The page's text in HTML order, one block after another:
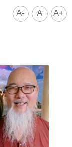
A- A A+